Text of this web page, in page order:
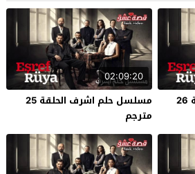
مسلسل حلم اشرف الحلقة 26
02:09:20
مسلسل حلم اشرف الحلقة 25
مترجم